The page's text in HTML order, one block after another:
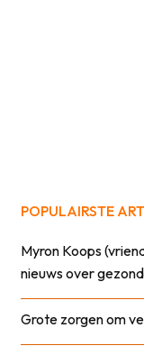
POPULAIRSTE
Myron Koops
nieuws over
Grote zorgen om